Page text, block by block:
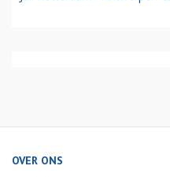
OVER ONS